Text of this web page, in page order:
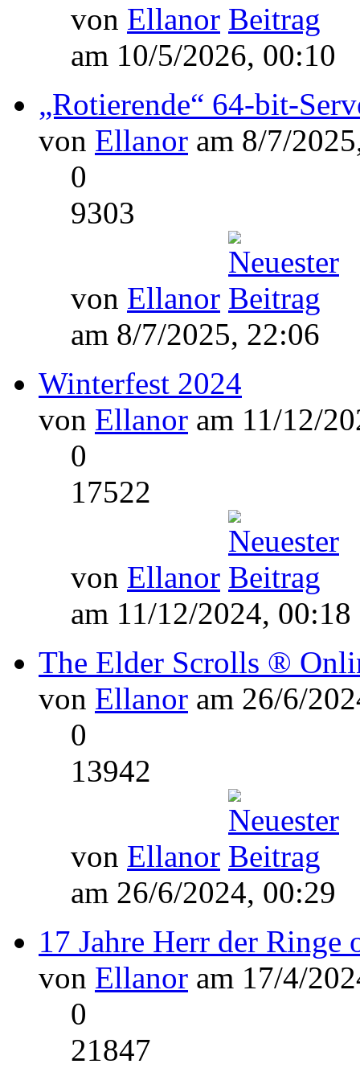
von Ellanor
am 10/5/2026, 00:10
„Rotierende“ 64-bit-
von Ellanor am 8/7/
0
9303
von Ellanor
am 8/7/2025, 22:06
Winterfest 2024
von Ellanor am 11/12/
0
17522
von Ellanor
am 11/12/2024, 00:18
The Elder Scrolls ®
von Ellanor am 26/6/
0
13942
von Ellanor
am 26/6/2024, 00:29
17 Jahre Herr der Ringe
von Ellanor am 17/4/
0
21847